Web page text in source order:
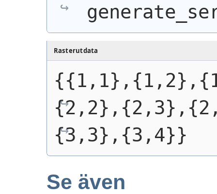
Rasterutdata
{3,3},{3,4}}
Se även